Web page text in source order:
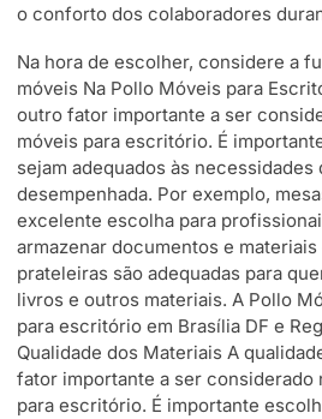
o conforto dos colaboradores
Na hora de escolher, considere a
móveis Na Pollo Móveis para
outro fator importante a ser
móveis para escritório. É
sejam adequados às necessidades
desempenhada. Por exemplo,
excelente escolha para
armazenar documentos e
prateleiras são adequadas para
livros e outros materiais. A Pollo
para escritório em Brasília DF e
Qualidade dos Materiais A
fator importante a ser considerado
para escritório. É importante